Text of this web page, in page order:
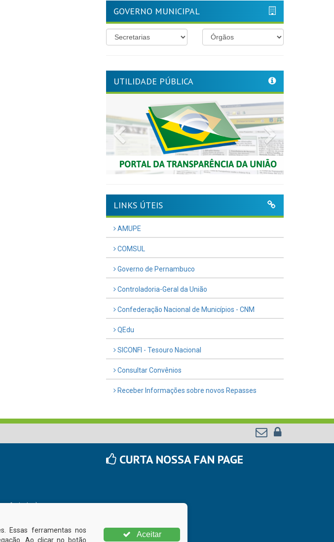
GOVERNO MUNICIPAL
UTILIDADE PÚBLICA
Previous
LINKS ÚTEIS
AMUPE
COMSUL
Governo de Pernambuco
Controladoria-Geral da União
Confederação Nacional de Municípios - CNM
QEdu
SICONFI - Tesouro Nacional
Consultar Convênios
Receber Informações sobre novos Repasses
feriados)
CURTA NOSSA FAN PAGE
Essas ferramentas nos
Ao clicar no botão
Aceitar